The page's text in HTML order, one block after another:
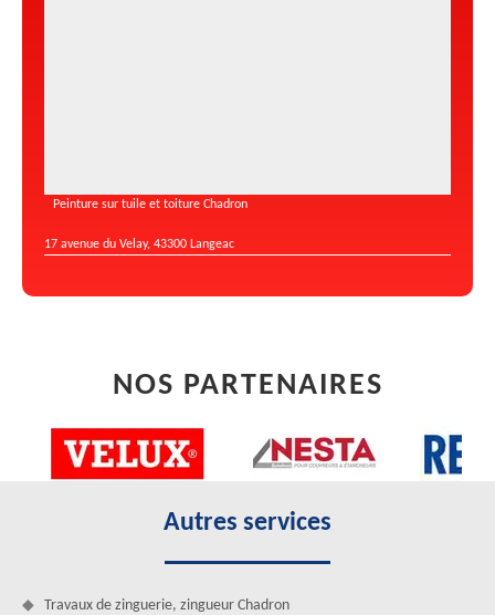
Peinture sur tuile et toiture Chadron
17 avenue du Velay, 43300 Langeac
NOS PARTENAIRES
Autres services
Travaux de zinguerie, zingueur Chadron